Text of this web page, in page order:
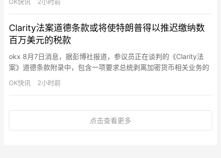
Bode的首席执行官兼总裁职务。Allman 声称，在她儿子去世后的
Clarity法案道德条款或将使特朗普得以推迟缴纳数
百万美元的税款
okx 8月7日消息，据彭博社报道，参议员正在谈判的《Clarity法
案》道德条款附录中，包含一项要求总统剥离加密货币相关业务的
条款。知情人士称，强制剥离该业务预计将使特朗普能够将资本利
得税的缴纳推迟数年——甚至可能永远无需缴纳，可能为其节省数
业务中赚取了14亿美元。若没有此项税收延后条款，特朗…
OK快讯 2小时前
点击查看更多